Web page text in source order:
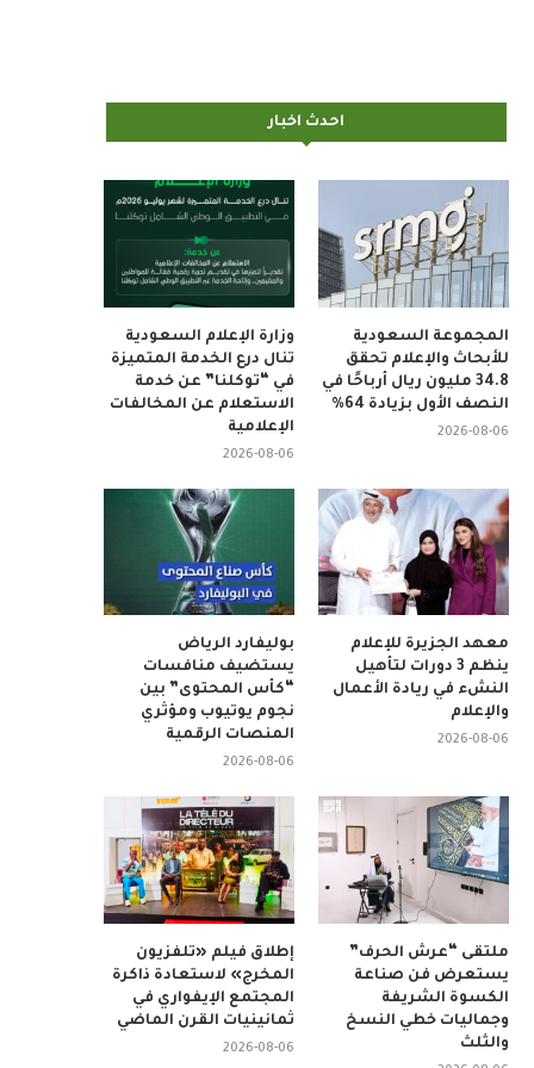
احدث اخبار
وزارة الإعلام السعودية
تنال درع الخدمة المتميزة
في “توكلنا” عن خدمة
الاستعلام عن المخالفات
الإعلامية
2026-08-06
المجموعة السعودية
للأبحاث والإعلام تحقق
34.8 مليون ريال أرباحًا في
النصف الأول بزيادة 64%
2026-08-06
بوليفارد الرياض
يستضيف منافسات
“كأس المحتوى” بين
نجوم يوتيوب ومؤثري
المنصات الرقمية
2026-08-06
معهد الجزيرة للإعلام
ينظم 3 دورات لتأهيل
النشء في ريادة الأعمال
والإعلام
2026-08-06
إطلاق فيلم «تلفزيون
المخرج» لاستعادة ذاكرة
المجتمع الإيفواري في
ثمانينيات القرن الماضي
2026-08-06
ملتقى “عرش الحرف”
يستعرض فن صناعة
الكسوة الشريفة
وجماليات خطي النسخ
والثلث